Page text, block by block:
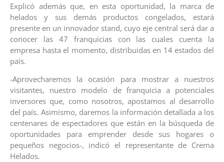
Explicó además que, en esta oportunidad, la marca de
helados y sus demás productos congelados, estará
presente en un innovador stand, cuyo eje central será dar a
conocer las 47 franquicias con las cuales cuenta la
empresa hasta el momento, distribuidas en 14 estados del
país.
-Aprovecharemos la ocasión para mostrar a nuestros
visitantes, nuestro modelo de franquicia a potenciales
inversores que, como nosotros, apostamos al desarrollo
del país. Asimismo, daremos la información detallada a los
centenares de espectadores que están en la búsqueda de
oportunidades para emprender desde sus hogares o
pequeños negocios-, indicó el representante de Crema
Helados.